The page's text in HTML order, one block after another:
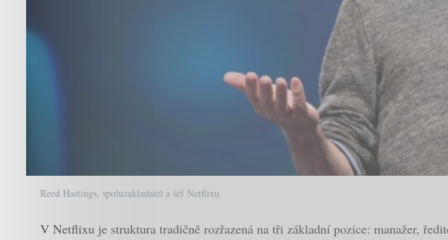
Reed Hastings, spoluzakladatel a šéf Netflixu
V Netflixu je struktura tradičně rozřazená na tři základní pozice: manažer,